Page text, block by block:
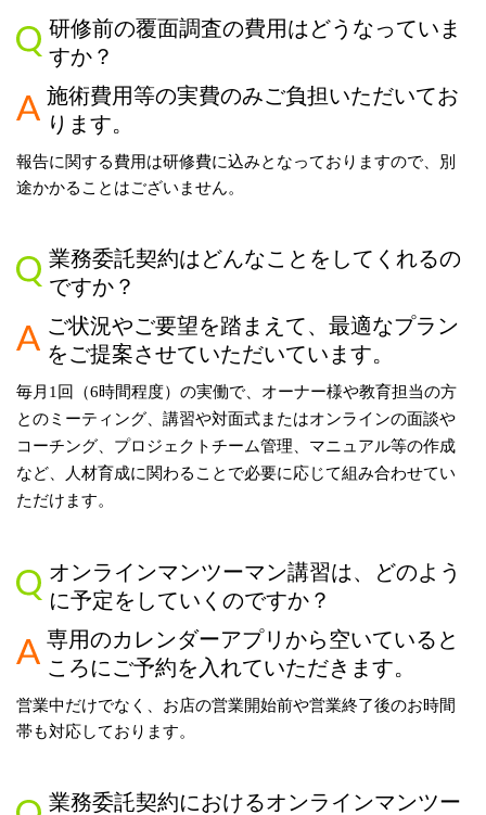
研修前の覆面調査の費用はどうなっていま
すか？
施術費用等の実費のみご負担いただいてお
ります。
報告に関する費用は研修費に込みとなっておりますので、別
途かかることはございません。
業務委託契約はどんなことをしてくれるの
ですか？
ご状況やご要望を踏まえて、最適なプラン
をご提案させていただいています。
毎月 1 回（6時間程度）の実働で、オーナー様や教育担当の方
とのミーティング、講習や対面式またはオンラインの面談や
コーチング、プロジェクトチーム管理、マニュアル等の作成
など、人材育成に関わることで必要に応じて組み合わせてい
ただけます。
オンラインマンツーマン講習は、どのよう
に予定をしていくのですか？
専用のカレンダーアプリから空いていると
ころにご予約を入れていただきます。
営業中だけでなく、お店の営業開始前や営業終了後のお時間
帯も対応しております。
業務委託契約におけるオンラインマンツー